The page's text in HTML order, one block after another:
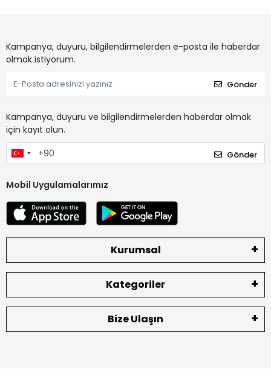
Kampanya, duyuru, bilgilendirmelerden e-posta ile haberdar
olmak istiyorum.
Gönder
Kampanya, duyuru ve bilgilendirmelerden haberdar olmak
için kayıt olun.
Gönder
Mobil Uygulamalarımız
Kurumsal
Kategoriler
Bize Ulaşın